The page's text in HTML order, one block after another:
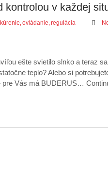
kontrolou v každej
kúrenie,ovládanie,regulácia
ešte svietilo slnko a teraz
teplo? Alebo si
pre Vás má BUDERUS…